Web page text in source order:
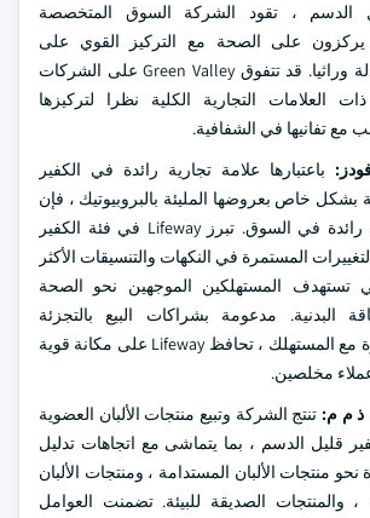
الدسم ، تقود الشركة السوق المتخصصة
يركزون على الصحة مع التركيز القوي على
العضوية وغير المعدلة وراثيا. قد تتفوق Green Valley على الشركات
العلامات التجارية الكلية نظرا لتركيزها
مع تفانيها في الشفافية.
باعتبارها علامة تجارية رائدة في الكفير
بشكل خاص بعروضها المليئة بالبروبيوتيك ، فإن
Lifeway Foods هي رائدة في السوق. تبرز Lifeway في فئة الكفير
المستمرة في النكهات والتنسيقات الأكثر
تستهدف المستهلكين الموجهين نحو الصحة
البدنية. مدعومة بشراكات البيع بالتجزئة
والشراكات المباشرة مع المستهلك ، تحافظ Lifeway على مكانة قوية
مخلصين.
ذ م م: تنتج الشركة وتبيع منتجات الألبان العضوية
قليل الدسم ، بما يتماشى مع اتجاهات تدليل
نحو منتجات الألبان المستدامة ، ومنتجات الألبان
والمنتجات الصديقة للبيئة. تضمنت العوامل